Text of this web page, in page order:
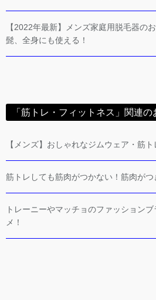
【2022年最新】メンズ家庭用脱毛器の
髭、全身にも使える！
「筋トレ・フィットネス」関連
【メンズ】おしゃれなジムウェア・筋ト
筋トレしても筋肉がつかない！筋肉がつ
トレーニーやマッチョのファッション
メ！